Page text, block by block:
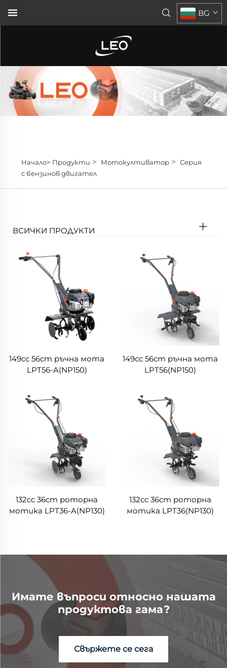
BG
Начало> Продукти > Мотокултиватор> Серия
с бензинов двигател
ВСИЧКИ ПРОДУКТИ
149cc 56cm ръчна мота
LPT56-A(NP150)
149cc 56cm ръчна мота
LPT56(NP150)
132cc 36cm роторна
мотика LPT36-A(NP130)
132cc 36cm роторна
мотика LPT36(NP130)
Имате въпроси относно нашата
продуктова гама?
Свържете се сега